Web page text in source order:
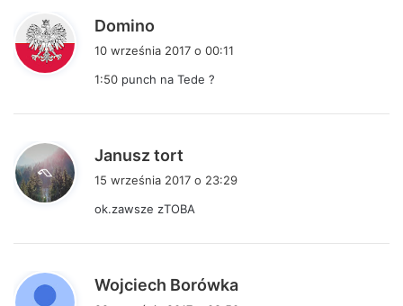
Domino
z
10 września 2017 o 00:11
1:50 punch na Tede ?
Janusz tort
z
15 września 2017 o 23:29
ok.zawsze zTOBA
Wojciech Borówka